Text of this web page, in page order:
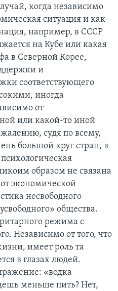
когда независимо
ситуация и как
например, в СССР
на Кубе или какая
в Северной Корее,
и
соответствующего
иногда
от
или какой-то иной
судя по всему,
большой круг стран, в
образом не связана
экономической
несвободного
общества.
режима с
Независимо от того, что
имеет роль та
в глазах людей.
«водка
меньше пить? Нет,